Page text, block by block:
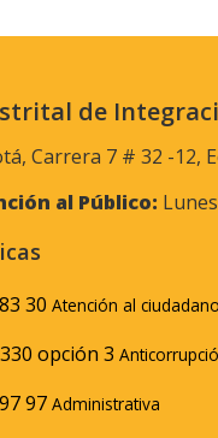
de
Carrera 7 # 32 -12,
al Público:
30 Atención al
opción 3
97 Administrativa